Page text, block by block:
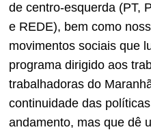
de centro-esquerda (PT,
e REDE), bem como
movimentos sociais que
programa dirigido aos
trabalhadoras do
continuidade das
andamento, mas que dê